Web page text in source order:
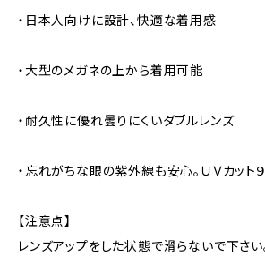
・日本人向けに設計、快適な着用感
・大型のメガネの上から着用可能
・耐久性に優れ曇りにくいダブルレンズ
・忘れがちな眼の紫外線も安心。ＵＶカット
【注意点】
レンズアップをした状態で滑らないで下さ